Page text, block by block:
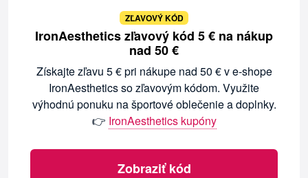
ZĽAVOVÝ KÓD
IronAesthetics zľavový kód 5 € na nákup
nad 50 €
Získajte zľavu 5 € pri nákupe nad 50 € v e-shope
IronAesthetics so zľavovým kódom. Využite
výhodnú ponuku na športové oblečenie a doplnky.
👉 IronAesthetics kupóny
Zobraziť kód